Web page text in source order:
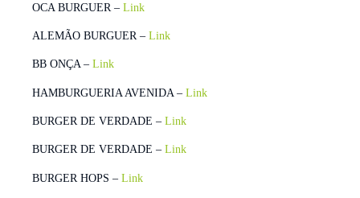
OCA BURGUER – Link
ALEMÃO BURGUER – Link
BB ONÇA – Link
HAMBURGUERIA AVENIDA – Link
BURGER DE VERDADE – Link
BURGER DE VERDADE – Link
BURGER HOPS – Link